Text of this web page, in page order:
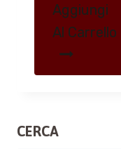
Aggiungi
Al Carrello
CERCA